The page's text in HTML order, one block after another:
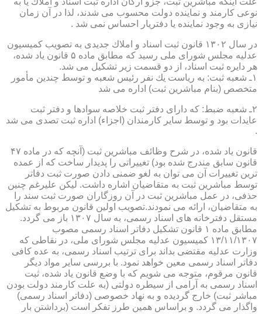
نوعی كارمند و نماینده دولت محسوب می شدند، لذا در آن زمان
نیازی به وجود نماینده یا دفتریار احساس نمی شد .
در سال ۱۳۰۲ قانون ثبت اسناد و املاك جدیدی به تصویب كمیسیون
عدلیه مجلس شورای ملی رسید كه مطابق ماده ۵ قانون یاد شده،
هر دایره ثبت اسناد، از دو قسمت زیر تشكیل می شد.
۱ـ شعبه ثبت: به ریاست یك نفر رئیس شعبه و توسط چندین مأمور
متخصص (بنام مباشرین ثبت) اداره می شد
۲ـ شعبه ضبط: كه دارای دفتر ثبت خلاصه سوادها و دفتر ثبت
عایدات بود و توسط سایر كارمندان (اجزاء) اداره ثبت تصدی می شد
.
قانون یاد شده، در شرح وظائف مباشرین ثبت (آنچه كه در ماده ۴۷
قانون سابق مندرج شده بود) تغییراتی را پدیدار ساخت كه از عمده
ترین تغییرات آن می توان به لغو ضمنی دادن صورت ثبت دفاتر
توسط مباشرین ثبت به متقاضیان اشاره داشت. لیكن علیرغم چنین
حذفی، در عمل مباشرین ثبت در آن روزگاران صورت ثبت سند را
به متقاضیان، ارائه می نمودند.تصویب اولین قانون مربوط به تشكیل
مستقل دفترخانه های اسناد رسمی، به سال ۱۳۰۷ باز می گردد.
مطابق ماده ۱ قانون تشكیل دفاتر اسناد رسمی مصوب
۱۳/۱۱/۱۳۰۷ كمیسیون عدلیه مجلس شورای ملی، در نقاطی كه
وزارت عدلیه مقتضی بداند برای ترتیب اسناد رسمی، به عده كافی
دفاتر اسناد رسمی معین خواهد نمود. با بررسی سایر مواد دیگر
قانون مرقوم، متوجه می شویم كه با وضع قانون یاد شده، ثبت
اسناد رسمی به آرامی از سیطره دولتی (به علت كارمند دولت بودن
مباشر ثبت) خارج گردیده و به نهاد خصوصی (دفاتر اسناد رسمی)
واگذار می گردد. و براساس همین طرز تفكر است (برداشتن بار